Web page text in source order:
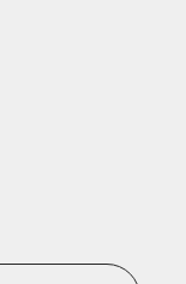
kartekarte